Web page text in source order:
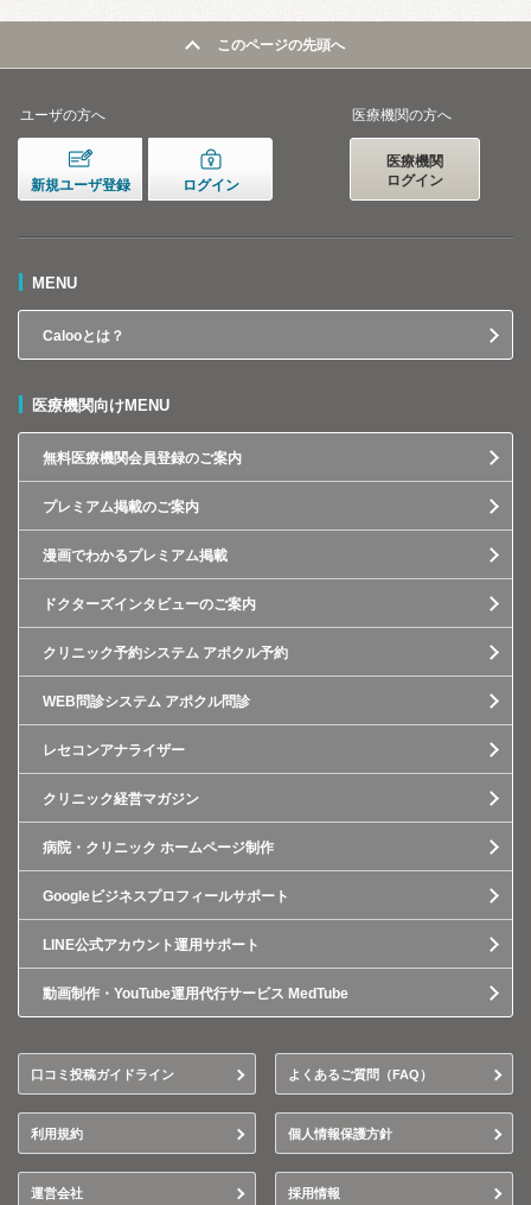
このページの先頭へ
ユーザの方へ
新規ユーザ登録 ログイン
医療機関の方へ
医療機関
ログイン
MENU
Calooとは？
医療機関向けMENU
無料医療機関会員登録のご案内
プレミアム掲載のご案内
漫画でわかるプレミアム掲載
ドクターズインタビューのご案内
クリニック予約システム アポクル予約
WEB問診システム アポクル問診
レセコンアナライザー
クリニック経営マガジン
病院・クリニック ホームページ制作
Googleビジネスプロフィールサポート
LINE公式アカウント運用サポート
動画制作・YouTube運用代行サービス MedTube
口コミ投稿ガイドライン よくあるご質問（FAQ）
利用規約 個人情報保護方針
運営会社 採用情報